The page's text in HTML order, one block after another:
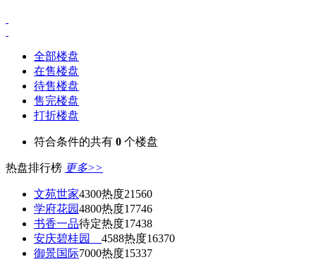
全部楼盘
在售楼盘
待售楼盘
售完楼盘
打折楼盘
符合条件的共有 0 个楼盘
热盘排行榜 更多>>
文苑世家4300热度21560
学府花园4800热度17746
书香一品待定热度17438
安庆碧桂园 4588热度16370
御景国际7000热度15337